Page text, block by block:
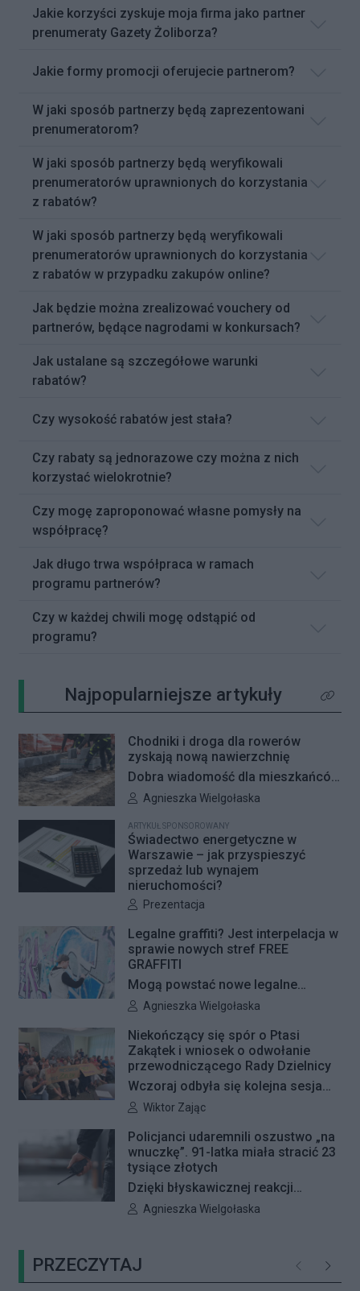
Jakie korzyści zyskuje moja firma jako partner
prenumeraty Gazety Żoliborza?
Jakie formy promocji oferujecie partnerom?
W jaki sposób partnerzy będą zaprezentowani
prenumeratorom?
W jaki sposób partnerzy będą weryfikowali
prenumeratorów uprawnionych do korzystania
z rabatów?
W jaki sposób partnerzy będą weryfikowali
prenumeratorów uprawnionych do korzystania
z rabatów w przypadku zakupów online?
Jak będzie można zrealizować vouchery od
partnerów, będące nagrodami w konkursach?
Jak ustalane są szczegółowe warunki
rabatów?
Czy wysokość rabatów jest stała?
Czy rabaty są jednorazowe czy można z nich
korzystać wielokrotnie?
Czy mogę zaproponować własne pomysły na
współpracę?
Jak długo trwa współpraca w ramach
programu partnerów?
Czy w każdej chwili mogę odstąpić od
programu?
Najpopularniejsze artykuły Kliknij
Chodniki i droga dla rowerów
zyskają nową nawierzchnię
Dobra wiadomość dla mieszkańców
Woli i Żoliborza. Zarząd Dróg
remonty infrastruktury dla pieszych
i rowerzystów. Oferty w
przetargach zostały już otwarte, a
jeśli wszystko przebiegnie zgodnie
z planem, nowe nawierzchnie
pojawią się jeszcze w tym roku.
Autor artykułu:
Agnieszka Wielgołaska
ARTYKUŁ SPONSOROWANY
Świadectwo energetyczne w
Warszawie – jak przyspieszyć
sprzedaż lub wynajem
nieruchomości?
Autor artykułu:
Prezentacja
Legalne graffiti? Jest interpelacja w
sprawie nowych stref FREE
GRAFFITI
Mogą powstać nowe legalne
miejsca do wykonywania graffiti.
interpelację, w której proponuje
wyznaczenie kolejnych stref FREE
GRAFFITI we współpracy z
Zarządem Dróg Miejskich.
Autor artykułu:
Agnieszka Wielgołaska
Niekończący się spór o Ptasi
Zakątek i wniosek o odwołanie
przewodniczącego Rady Dzielnicy
Wczoraj odbyła się kolejna sesja
poświęcona procedowaniu
Rady Dzielnicy Żoliborz w sprawie
zaniechania budowy zespołu
przedszkolno-żłobkowego przy ul.
Ficowskiego. Po blisko pięciu
zaplanowano na koniec sierpnia
Autor artykułu:
Wiktor Zając
Policjanci udaremnili oszustwo „na
wnuczkę”. 91-latka miała stracić 23
tysiące złotych
Dzięki błyskawicznej reakcji
kryminalnych 91-letnia mieszkanka
wnuczkę”. Policjanci zatrzymali 32-
letniego mężczyznę w chwili, gdy
Autor artykułu:
Agnieszka Wielgołaska
PRZECZYTAJ Poprzednie